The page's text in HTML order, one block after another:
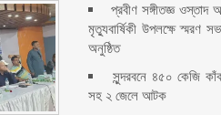
প্রবীণ সঙ্গীতজ্ঞ ওস্তাদ
মৃত্যুবার্ষিকী উপলক্ষে স্মরণ
অনুষ্ঠিত
সুন্দরবনে ৪৫০ কেজি
সহ ২ জেলে আটক